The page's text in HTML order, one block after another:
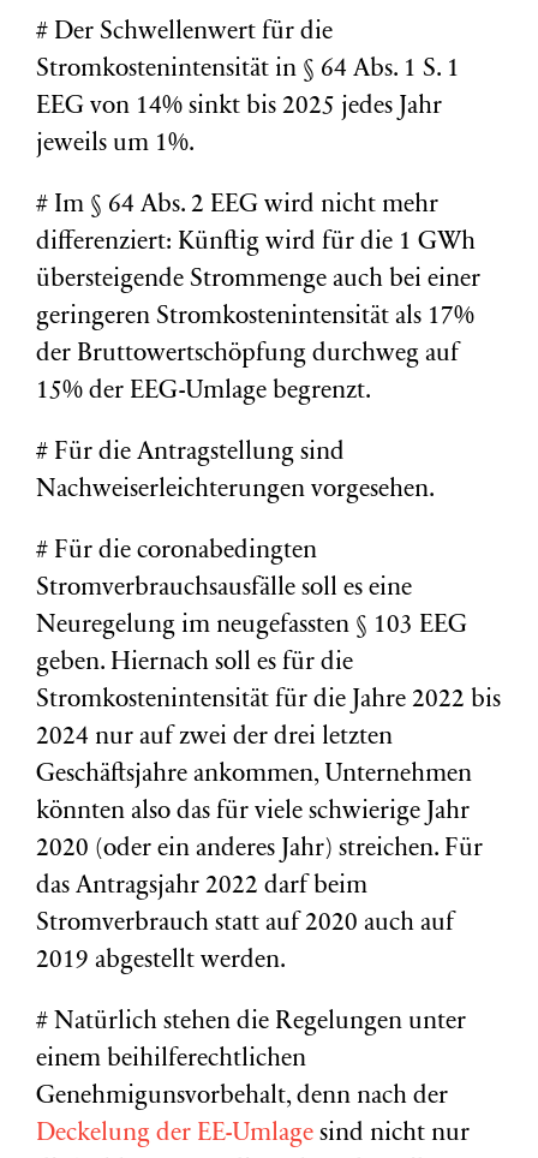
# Der Schwellenwert für die
Stromkostenintensität in § 64 Abs. 1 S. 1
EEG von 14% sinkt bis 2025 jedes Jahr
jeweils um 1%.
# Im § 64 Abs. 2 EEG wird nicht mehr
differenziert: Künftig wird für die 1 GWh
übersteigende Strommenge auch bei einer
geringeren Stromkostenintensität als 17%
der Bruttowertschöpfung durchweg auf
15% der EEG-Umlage begrenzt.
# Für die Antragstellung sind
Nachweiserleichterungen vorgesehen.
# Für die coronabedingten
Stromverbrauchsausfälle soll es eine
Neuregelung im neugefassten § 103 EEG
geben. Hiernach soll es für die
Stromkostenintensität für die Jahre 2022 bis
2024 nur auf zwei der drei letzten
Geschäftsjahre ankommen, Unternehmen
könnten also das für viele schwierige Jahr
2020 (oder ein anderes Jahr) streichen. Für
das Antragsjahr 2022 darf beim
Stromverbrauch statt auf 2020 auch auf
2019 abgestellt werden.
# Natürlich stehen die Regelungen unter
einem beihilferechtlichen
Genehmigunsvorbehalt, denn nach der
Deckelung der EE-Umlage sind nicht nur